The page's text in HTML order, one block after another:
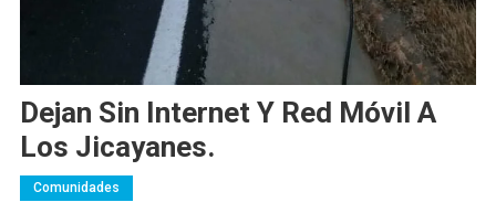
Dejan Sin Internet Y Red Móvil A
Los Jicayanes.
Comunidades